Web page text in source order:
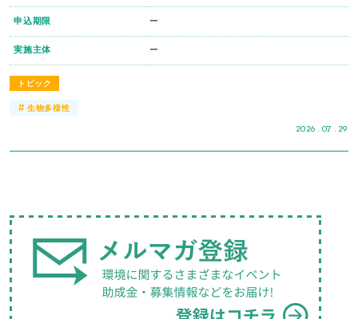
トピック
2026 . 07 . 29
申込期限 ー
実施主体 ー
#生物多様性